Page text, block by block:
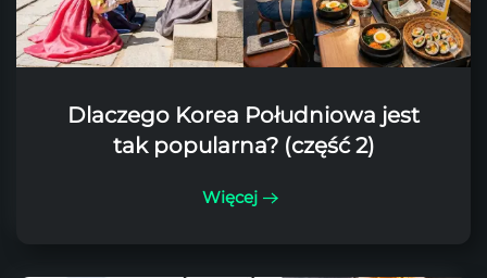
Dlaczego Korea Południowa jest
tak popularna? (część 2)
Więcej